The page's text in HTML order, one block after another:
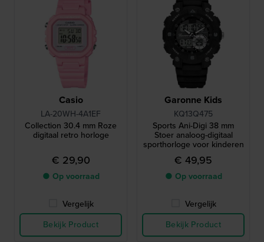
Casio
LA-20WH-4A1EF
Collection 30.4 mm Roze
digitaal retro horloge
€ 29,90
● Op voorraad
Vergelijk
Bekijk Product
Garonne Kids
KQ13Q475
Sports Ani-Digi 38 mm
Stoer analoog-digitaal
sporthorloge voor kinderen
€ 49,95
● Op voorraad
Vergelijk
Bekijk Product